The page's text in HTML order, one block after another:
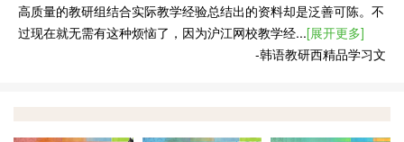
高质量的教研组结合实际教学经验总结出的资料却是泛善可陈。不
过现在就无需有这种烦恼了，因为沪江网校教学经...[展开更多]
-韩语教研西精品学习文